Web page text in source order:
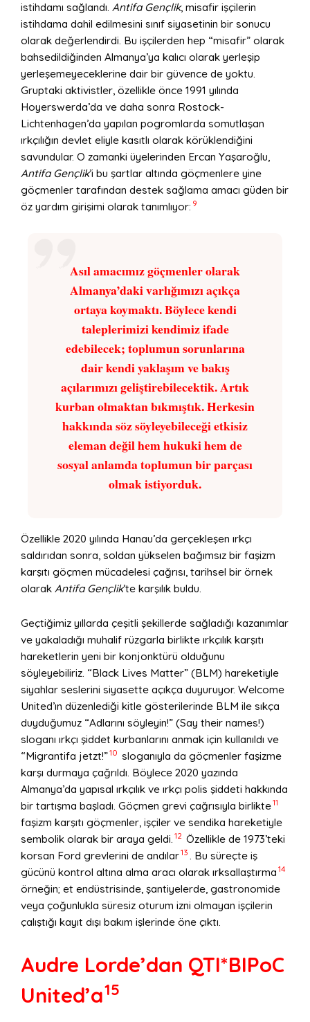
istihdamı sağlandı. Antifa Gençlik, misafir işçilerin
istihdama dahil edilmesini sınıf siyasetinin bir sonucu
olarak değerlendirdi. Bu işçilerden hep “misafir” olarak
bahsedildiğinden Almanya’ya kalıcı olarak yerleşip
yerleşemeyeceklerine dair bir güvence de yoktu.
Gruptaki aktivistler, özellikle önce 1991 yılında
Hoyerswerda’da ve daha sonra Rostock-
Lichtenhagen’da yapılan pogromlarda somutlaşan
ırkçılığın devlet eliyle kasıtlı olarak körüklendiğini
savundular. O zamanki üyelerinden Ercan Yaşaroğlu,
Antifa Gençlik’i bu şartlar altında göçmenlere yine
göçmenler tarafından destek sağlama amacı güden bir
öz yardım girişimi olarak tanımlıyor: 9
Asıl amacımız göçmenler olarak
Almanya’daki varlığımızı açıkça
ortaya koymaktı. Böylece kendi
taleplerimizi kendimiz ifade
edebilecek; toplumun sorunlarına
dair kendi yaklaşım ve bakış
açılarımızı geliştirebilecektik. Artık
kurban olmaktan bıkmıştık. Herkesin
hakkında söz söyleyebileceği etkisiz
eleman değil hem hukuki hem de
sosyal anlamda toplumun bir parçası
olmak istiyorduk.
Özellikle 2020 yılında Hanau’da gerçekleşen ırkçı
saldırıdan sonra, soldan yükselen bağımsız bir faşizm
karşıtı göçmen mücadelesi çağrısı, tarihsel bir örnek
olarak Antifa Gençlik’te karşılık buldu.
Geçtiğimiz yıllarda çeşitli şekillerde sağladığı kazanımlar
ve yakaladığı muhalif rüzgarla birlikte ırkçılık karşıtı
hareketlerin yeni bir konjonktürü olduğunu
söyleyebiliriz. “Black Lives Matter” (BLM) hareketiyle
siyahlar seslerini siyasette açıkça duyuruyor. Welcome
United’ın düzenlediği kitle gösterilerinde BLM ile sıkça
duyduğumuz “Adlarını söyleyin!” (Say their names!)
sloganı ırkçı şiddet kurbanlarını anmak için kullanıldı ve
“Migrantifa jetzt!”10 sloganıyla da göçmenler faşizme
karşı durmaya çağrıldı. Böylece 2020 yazında
Almanya’da yapısal ırkçılık ve ırkçı polis şiddeti hakkında
bir tartışma başladı. Göçmen grevi çağrısıyla birlikte11
faşizm karşıtı göçmenler, işçiler ve sendika hareketiyle
sembolik olarak bir araya geldi. 12 Özellikle de 1973’teki
korsan Ford grevlerini de andılar13
. Bu süreçte iş
gücünü kontrol altına alma aracı olarak ırksallaştırma 14
örneğin; et endüstrisinde, şantiyelerde, gastronomide
veya çoğunlukla süresiz oturum izni olmayan işçilerin
çalıştığı kayıt dışı bakım işlerinde öne çıktı.
Audre Lorde’dan QTI*BIPoC
United’a15